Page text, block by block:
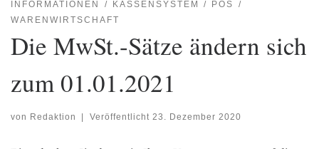
INFORMATIONEN KASSENSYSTEM
POS
WARENWIRTSCHAFT
Die MwSt.-Sätze ändern sich
zum 01.01.2021
von Redaktion | Veröffentlicht 23. Dezember 2020